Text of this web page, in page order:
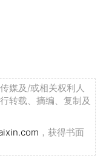
媒及/或相关权利人
转载、摘编、复制及
，获得书面